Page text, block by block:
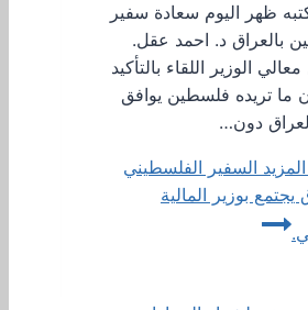
ظهر اليوم سعادة سفير
بالعراق د. احمد عقل.
الوزير اللقاء بالتأكيد
ما تريده فلسطين يوافق
دون…
السفير الفلسطيني
يجتمع بوزير المالية